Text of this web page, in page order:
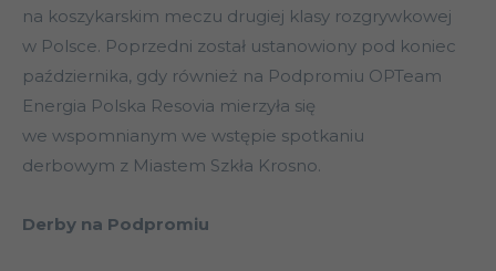
na koszykarskim meczu drugiej klasy rozgrywkowej
w Polsce. Poprzedni został ustanowiony pod koniec
października, gdy również na Podpromiu OPTeam
Energia Polska Resovia mierzyła się
we wspomnianym we wstępie spotkaniu
derbowym z Miastem Szkła Krosno.
Derby na Podpromiu